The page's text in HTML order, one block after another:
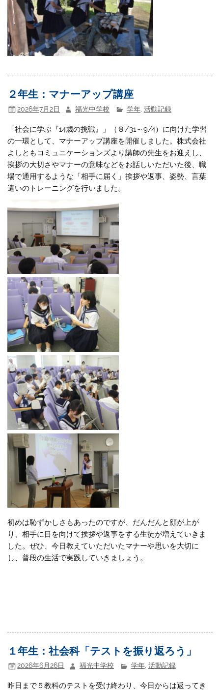
２年生：マナーアップ講座
2026年7月2日 福光中学校 学年, 活動記録
「社会に学ぶ『14歳の挑戦』」（８/31～9/4）に向けた学習
の一環として、マナーアップ講座を開催しました。株式会社
よしともコミュニケーションズより講師の先生をお迎えし、
挨拶の大切さやマナーの意味などをお話しいただいた後、職
場で通用するような「相手に届く」挨拶や返事、姿勢、言葉
遣いのトレーニングを行いました。
初めは恥ずかしさもあったのですが、だんだんと顔が上が
り、相手に目を向けて挨拶や返事をする生徒が増えていきま
した。ぜひ、今日教えていただいたマナーや思いを大切に
し、普段の生活で実践していきましょう。
１年生：社会科「テストを振り返ろう」
2026年6月26日 福光中学校 学年, 活動記録
昨日まで５教科のテストを受け終わり、今日からは返ってき